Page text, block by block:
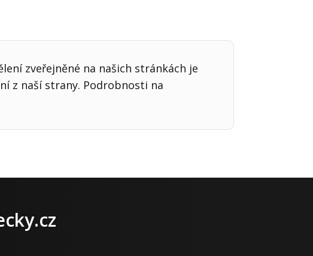
zveřejněné na našich stránkách je
z naší strany. Podrobnosti na